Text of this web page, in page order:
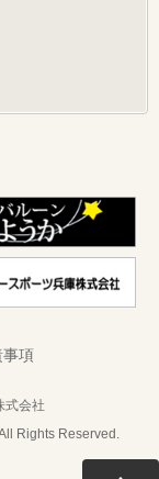
事項
式会社
Rights Reserved.